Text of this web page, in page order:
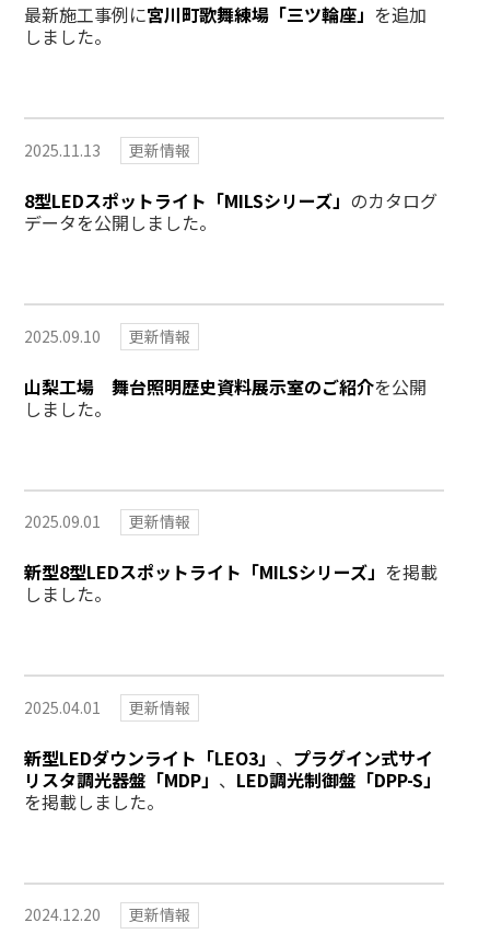
最新施工事例に宮川町歌舞練場「三ツ輪座」 を追加
しました。
2025.11.13 更新情報
8型LEDスポットライト「MILSシリーズ」 のカタログ
データを公開しました。
2025.09.10 更新情報
山梨工場 舞台照明歴史資料展示室のご紹介を公開
しました。
2025.09.01 更新情報
新型8型LEDスポットライト「MILSシリーズ」 を掲載
しました。
2025.04.01 更新情報
新型LEDダウンライト「LEO3」 、 プラグイン式サイ
リスタ調光器盤「MDP」 、 LED調光制御盤「DPP-S」
を掲載しました。
2024.12.20 更新情報